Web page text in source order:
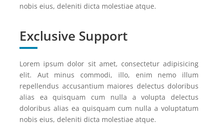
nobis eius, deleniti dicta molestiae atque.
Exclusive Support
Lorem ipsum dolor sit amet, consectetur adipisicing
elit. Aut minus commodi, illo, enim nemo illum
repellendus accusantium maiores delectus doloribus
alias ea quisquam cum nulla a volupta delectus
doloribus alias ea quisquam cum nulla a voluptatum
nobis eius, deleniti dicta molestiae atque.